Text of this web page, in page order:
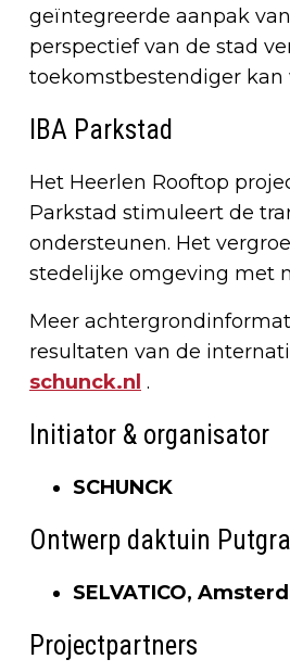
geïntegreerde aanpak
perspectief van de stad
toekomstbestendiger kan
IBA Parkstad
Het Heerlen Rooftop
Parkstad stimuleert de
ondersteunen. Het
stedelijke omgeving met
Meer
resultaten van de
schunck.nl .
Initiator & organisator
SCHUNCK
Ontwerp daktuin
SELVATICO,
Projectpartners